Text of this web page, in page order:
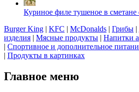
Куриное филе тушеное в сметане
Burger King | KFC | McDonalds | Грибы |
изделия | Мясные продукты | Напитки
| Спортивное и дополнительное
| Продукты в картинках
Главное меню